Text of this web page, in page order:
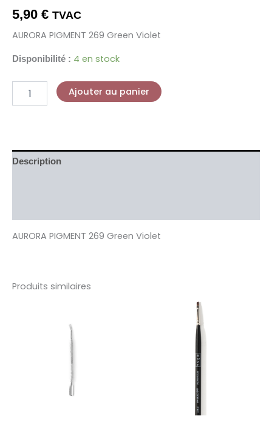
5,90 € TVAC
AURORA PIGMENT 269 Green Violet
Disponibilité : 4 en stock
Ajouter au panier
Description
AURORA PIGMENT 269 Green Violet
Produits similaires